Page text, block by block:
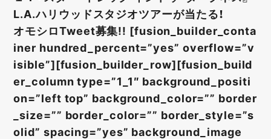
L.A.ハリウッドスタジオツアーが当たる！
オモシロTweet募集!! [fusion_builder_conta
iner hundred_percent=”yes” overflow=”v
isible”][fusion_builder_row][fusion_build
er_column type=”1_1″ background_positi
on=”left top” background_color=”” border
_size=”” border_color=”” border_style=”s
olid” spacing=”yes” background_image